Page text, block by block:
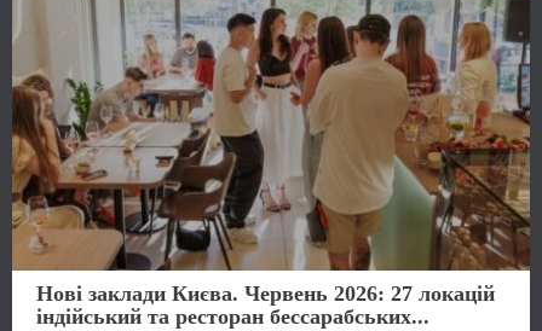
Нові заклади Києва. Червень 2026: 27 локацій
індійський та ресторан бессарабських...